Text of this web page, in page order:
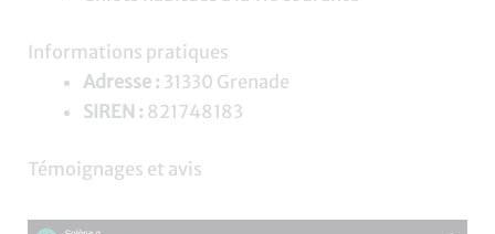
Informations pratiques
Adresse : 31330 Grenade
SIREN : 821748183
Témoignages et avis